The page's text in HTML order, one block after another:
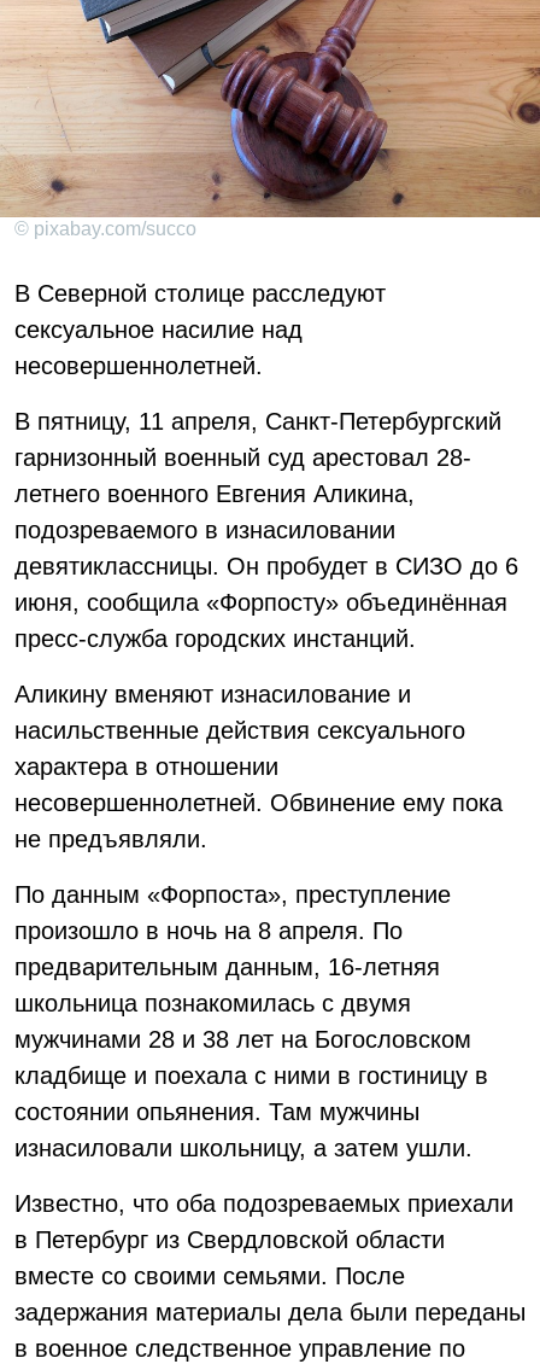
© pixabay.com/succo
В Северной столице расследуют
сексуальное насилие над
несовершеннолетней.
В пятницу, 11 апреля, Санкт-Петербургский
гарнизонный военный суд арестовал 28-
летнего военного Евгения Аликина,
подозреваемого в изнасиловании
девятиклассницы. Он пробудет в СИЗО до 6
июня, сообщила «Форпосту» объединённая
пресс-служба городских инстанций.
Аликину вменяют изнасилование и
насильственные действия сексуального
характера в отношении
несовершеннолетней. Обвинение ему пока
не предъявляли.
По данным «Форпоста», преступление
произошло в ночь на 8 апреля. По
предварительным данным, 16-летняя
школьница познакомилась с двумя
мужчинами 28 и 38 лет на Богословском
кладбище и поехала с ними в гостиницу в
состоянии опьянения. Там мужчины
изнасиловали школьницу, а затем ушли.
Известно, что оба подозреваемых приехали
в Петербург из Свердловской области
вместе со своими семьями. После
задержания материалы дела были переданы
в военное следственное управление по